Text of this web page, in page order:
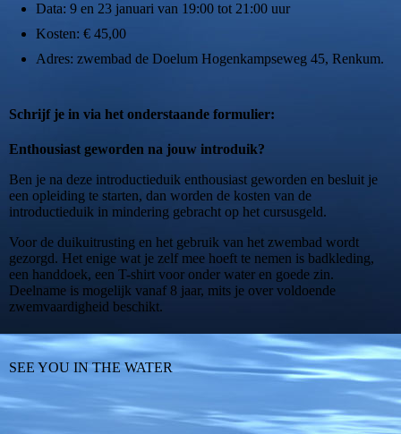
Data: 9 en 23 januari van 19:00 tot 21:00 uur
Kosten: € 45,00
Adres: zwembad de Doelum Hogenkampseweg 45, Renkum.
Schrijf je in via het onderstaande formulier:
Enthousiast geworden na jouw introduik?
Ben je na deze introductieduik enthousiast geworden en besluit je
een opleiding te starten, dan worden de kosten van de
introductieduik in mindering gebracht op het cursusgeld.
Voor de duikuitrusting en het gebruik van het zwembad wordt
gezorgd. Het enige wat je zelf mee hoeft te nemen is badkleding,
een handdoek, een T-shirt voor onder water en goede zin.
Deelname is mogelijk vanaf 8 jaar, mits je over voldoende
zwemvaardigheid beschikt.
SEE YOU IN THE WATER